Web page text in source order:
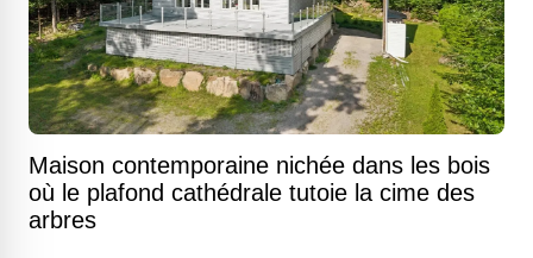
Maison contemporaine nichée dans les bois
où le plafond cathédrale tutoie la cime des
arbres